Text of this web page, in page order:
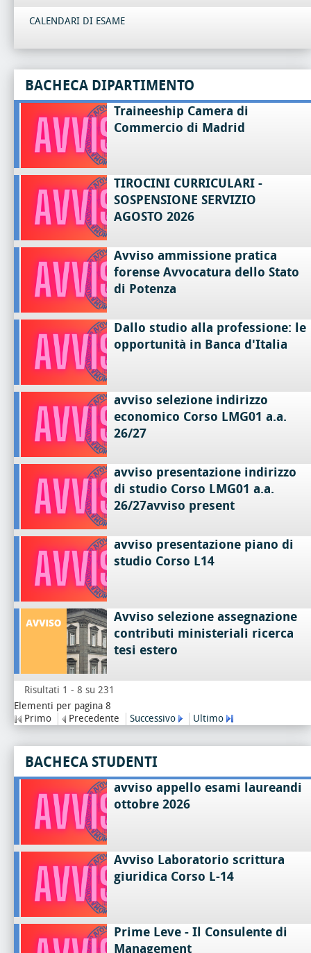
CALENDARI DI ESAME
BACHECA DIPARTIMENTO
Traineeship Camera di
Commercio di Madrid
TIROCINI CURRICULARI -
SOSPENSIONE SERVIZIO
AGOSTO 2026
Avviso ammissione pratica
forense Avvocatura dello Stato
di Potenza
Dallo studio alla professione: le
opportunità in Banca d'Italia
avviso selezione indirizzo
economico Corso LMG01 a.a.
26/27
avviso presentazione indirizzo
di studio Corso LMG01 a.a.
26/27avviso present
avviso presentazione piano di
studio Corso L14
Avviso selezione assegnazione
contributi ministeriali ricerca
tesi estero
Risultati 1 - 8 su 231
Elementi per pagina 8
Primo
Precedente Successivo Ultimo
BACHECA STUDENTI
avviso appello esami laureandi
ottobre 2026
Avviso Laboratorio scrittura
giuridica Corso L-14
Prime Leve - Il Consulente di
Management